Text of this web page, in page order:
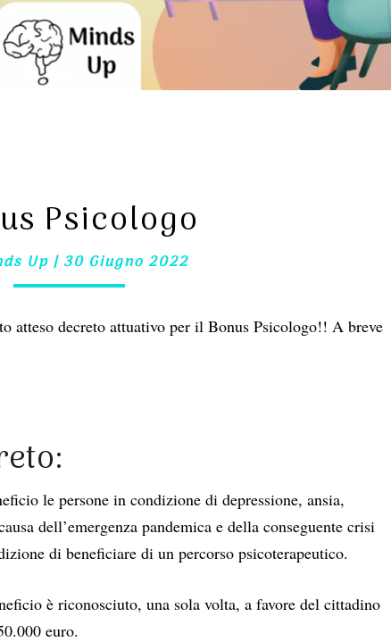
Psicologo
Up | 30 Giugno 2022
atteso decreto attuativo per il Bonus Psicologo!! A breve
le persone in condizione di depressione, ansia,
dell’emergenza pandemica e della conseguente crisi
di beneficiare di un percorso psicoterapeutico.
è riconosciuto, una sola volta, a favore del cittadino
euro.